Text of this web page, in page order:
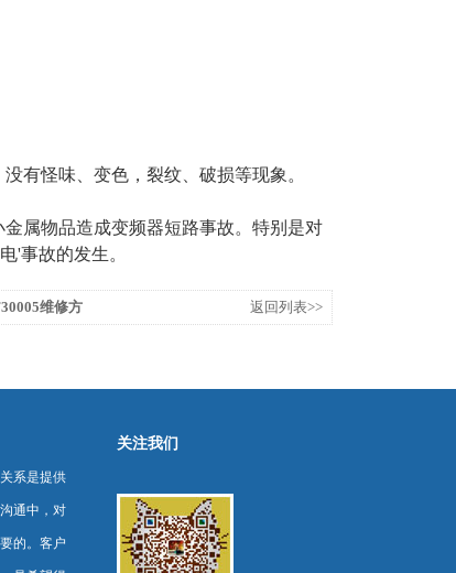
怪味、变色，裂纹、破损等现象。
属物品造成变频器短路事故。特别是对
'事故的发生。
维修方
返回列表>>
系是提供
通中，对
的。客户
关注我们